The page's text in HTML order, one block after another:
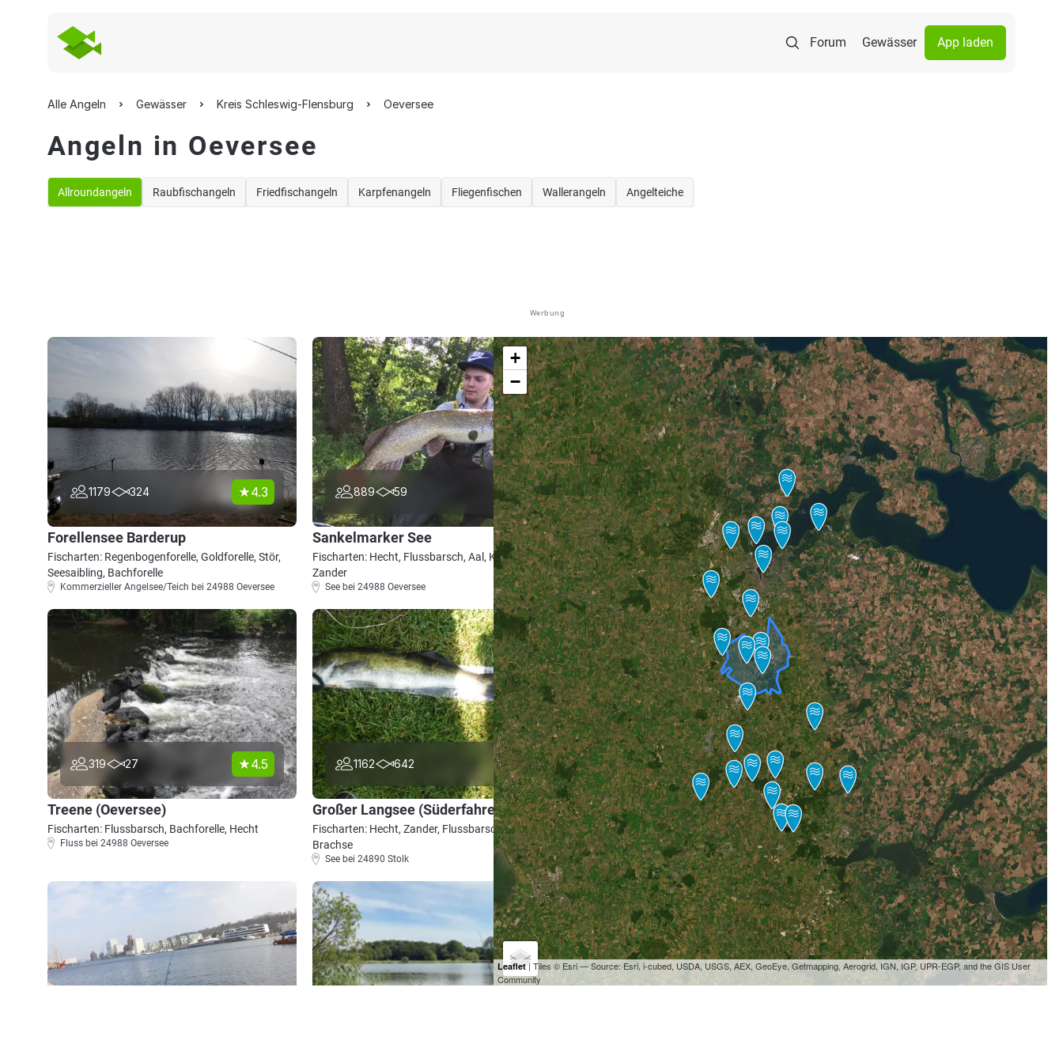
Forum Gewässer App laden
Alle Angeln Gewässer Kreis Schleswig-Flensburg Oeversee
Angeln in Oeversee
Allroundangeln Raubfischangeln Friedfischangeln Karpfenangeln Fliegenfischen Wallerangeln Angelteiche
Werbung
1179 324 4.3
Forellensee Barderup
Fischarten: Regenbogenforelle, Goldforelle, Stör,
Seesaibling, Bachforelle
Kommerzieller Angelsee/Teich bei 24988 Oeversee
889 59 4.0
Sankelmarker See
Fischarten: Hecht, Flussbarsch, Aal, Karpfen,
Zander
See bei 24988 Oeversee
319 27 4.5
Treene (Oeversee)
Fischarten: Flussbarsch, Bachforelle, Hecht
Fluss bei 24988 Oeversee
1162 642 4.7
Großer Langsee (Süderfahrenstedt)
Fischarten: Hecht, Zander, Flussbarsch, Aal,
Brachse
See bei 24890 Stolk
+
−
Leaflet| Tiles © Esri — Source: Esri, i-cubed, USDA, USGS, AEX, GeoEye, Getmapping, Aerogrid, IGN, IGP, UPR-EGP, and the GIS User
Community